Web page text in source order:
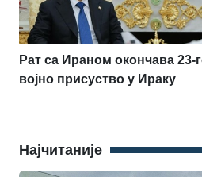
Рат са Ираном окончава
војно присуство у Ираку
Најчитаније